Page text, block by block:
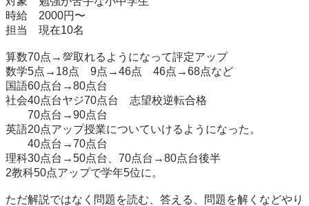
時給　2000円〜
担当　現在10名
算数70点→💯取れるようになって評定アップ
数学5点→18点　9点→46点　46点→68点など
国語60点台→80点台
社会40点台ヤジ70点台　志望校逆転合格
70点台→90点台
英語20点アップ授業についていけるようになった。
40点台→70点台
理科30点台→50点台、70点台→80点台後半
2教科50点アップで学年5位に。
ただ解説ではなく問題を読む、答える、問題を解くなどやり